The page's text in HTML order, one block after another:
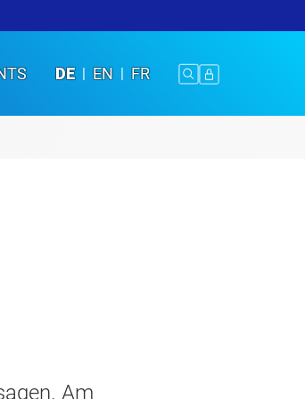
DE EN FR
Am